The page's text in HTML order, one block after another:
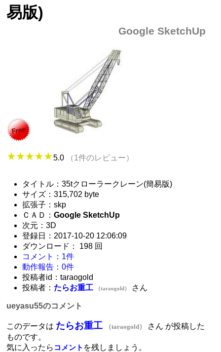
易版)
Google SketchUp
5.0 （1件のレビュー）
タイトル：35tクローラークレーン(簡易版)
サイズ：315,702 byte
拡張子：skp
ＣＡＤ：Google SketchUp
次元：3D
登録日：2017-10-20 12:06:09
ダウンロード： 198 回
コメント：1件
動作報告：0件
投稿者id：taraogold
投稿者： たらお重工 （taraogold） さん
ueyasu55のコメント
このデータは たらお重工 （taraogold）
さん が投稿した
ものです。
気に入ったら コメント を残しましょう。